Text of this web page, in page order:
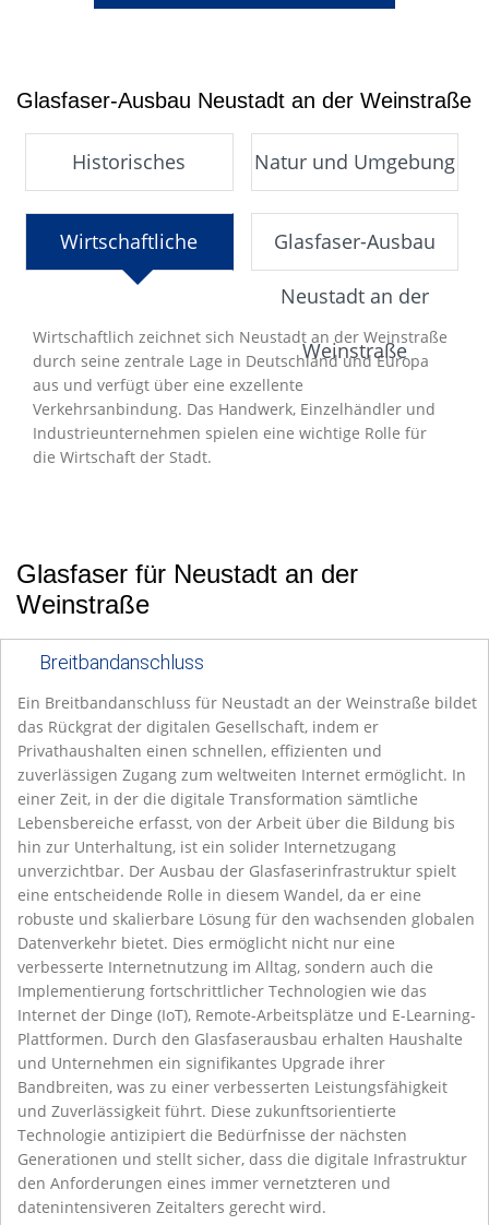
Glasfaser-Ausbau Neustadt an der Weinstraße
Historisches Natur und Umgebung
Wirtschaftliche Glasfaser-Ausbau
Neustadt an der
Weinstraße
Wirtschaftlich zeichnet sich Neustadt an der Weinstraße
durch seine zentrale Lage in Deutschland und Europa
aus und verfügt über eine exzellente
Verkehrsanbindung. Das Handwerk, Einzelhändler und
Industrieunternehmen spielen eine wichtige Rolle für
die Wirtschaft der Stadt.
Glasfaser für Neustadt an der
Weinstraße
Breitbandanschluss
Ein Breitbandanschluss für Neustadt an der Weinstraße bildet
das Rückgrat der digitalen Gesellschaft, indem er
Privathaushalten einen schnellen, effizienten und
zuverlässigen Zugang zum weltweiten Internet ermöglicht. In
einer Zeit, in der die digitale Transformation sämtliche
Lebensbereiche erfasst, von der Arbeit über die Bildung bis
hin zur Unterhaltung, ist ein solider Internetzugang
unverzichtbar. Der Ausbau der Glasfaserinfrastruktur spielt
eine entscheidende Rolle in diesem Wandel, da er eine
robuste und skalierbare Lösung für den wachsenden globalen
Datenverkehr bietet. Dies ermöglicht nicht nur eine
verbesserte Internetnutzung im Alltag, sondern auch die
Implementierung fortschrittlicher Technologien wie das
Internet der Dinge (IoT), Remote-Arbeitsplätze und E-Learning-
Plattformen. Durch den Glasfaserausbau erhalten Haushalte
und Unternehmen ein signifikantes Upgrade ihrer
Bandbreiten, was zu einer verbesserten Leistungsfähigkeit
und Zuverlässigkeit führt. Diese zukunftsorientierte
Technologie antizipiert die Bedürfnisse der nächsten
Generationen und stellt sicher, dass die digitale Infrastruktur
den Anforderungen eines immer vernetzteren und
datenintensiveren Zeitalters gerecht wird.